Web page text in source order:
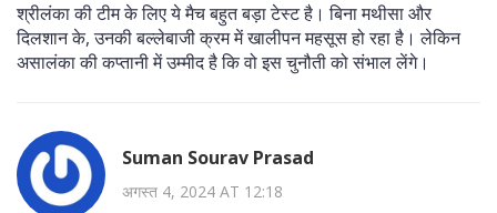
श्रीलंका की टीम के लिए ये मैच बहुत बड़ा टेस्ट है। बिना मथीसा और
दिलशान के, उनकी बल्लेबाजी क्रम में खालीपन महसूस हो रहा है। लेकिन
असालंका की कप्तानी में उम्मीद है कि वो इस चुनौती को संभाल लेंगे।
Suman Sourav Prasad
अगस्त 4, 2024 AT 12:18